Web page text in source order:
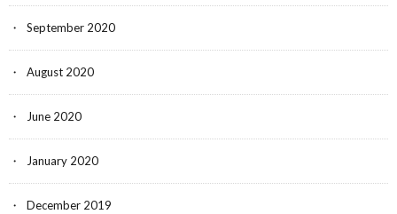
September 2020
August 2020
June 2020
January 2020
December 2019